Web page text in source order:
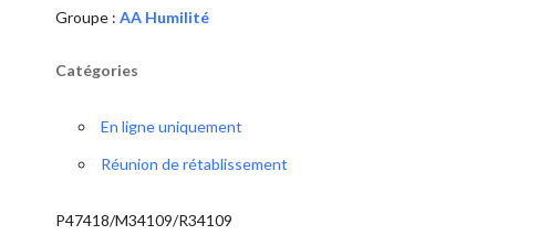
Groupe : AA Humilité
Catégories
En ligne uniquement
Réunion de rétablissement
P47418/M34109/R34109